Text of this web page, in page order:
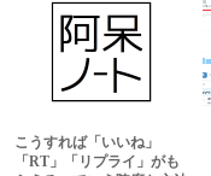
こうすれば「いいね」
「RT」「リプライ」がも